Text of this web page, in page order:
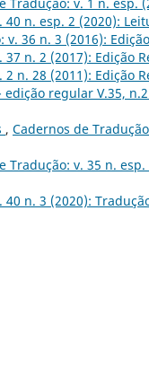
n. esp. 2 (2020):
v. 36 n. 3 (2016):
n. 2 (2017): Edição
n. 28 (2011): Edição
regular V.35,
, Cadernos de
Tradução: v. 35 n.
n. 3 (2020):